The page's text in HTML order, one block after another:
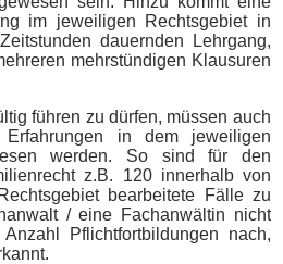
im jeweiligen Rechtsgebiet in
dauernden Lehrgang,
mehrstündigen Klausuren
führen zu dürfen, müssen auch
Erfahrungen in dem jeweiligen
werden. So sind für den
z.B. 120 innerhalb von
bearbeitete Fälle zu
/ eine Fachanwältin nicht
Pflichtfortbildungen nach,